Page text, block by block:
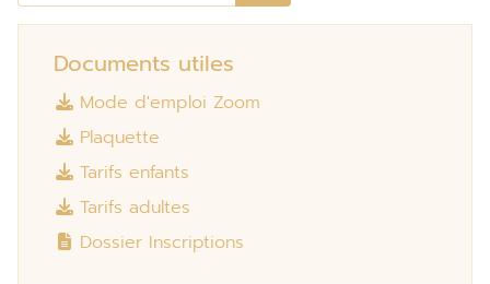
Documents utiles
Mode d'emploi Zoom
Plaquette
Tarifs enfants
Tarifs adultes
Dossier Inscriptions